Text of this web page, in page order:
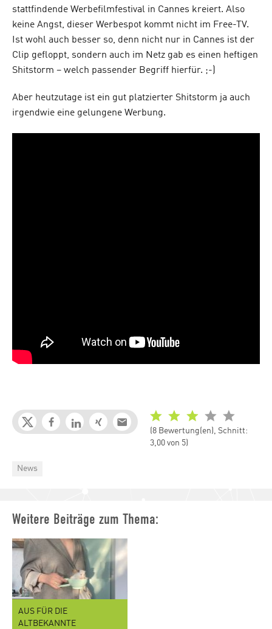
stattfindende Werbefilmfestival in Cannes kreiert. Also
keine Angst, dieser Werbespot kommt nicht im Free-TV.
Ist wohl auch besser so, denn nicht nur in Cannes ist der
Clip gefloppt, sondern auch im Netz gab es einen heftigen
Shitstorm – welch passender Begriff hierfür. ;-)
Aber heutzutage ist ein gut platzierter Shitstorm ja auch
irgendwie eine gelungene Werbung.
(8 Bewertung(en), Schnitt:
3,00 von 5)
Categories
News
Weitere Beiträge zum Thema:
AUS FÜR DIE
ALTBEKANNTE